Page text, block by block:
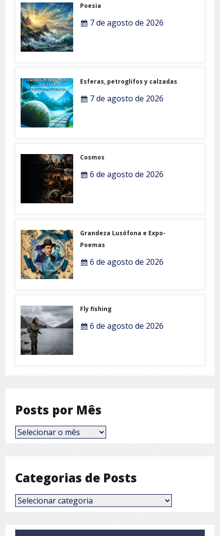
Poesia
7 de agosto de 2026
Esferas, petroglifos y calzadas
7 de agosto de 2026
Cosmos
6 de agosto de 2026
Grandeza Lusófona e Expo-
Poemas
6 de agosto de 2026
Fly fishing
6 de agosto de 2026
Posts por Mês
Posts
por
Categorias de Posts
Categorias
de